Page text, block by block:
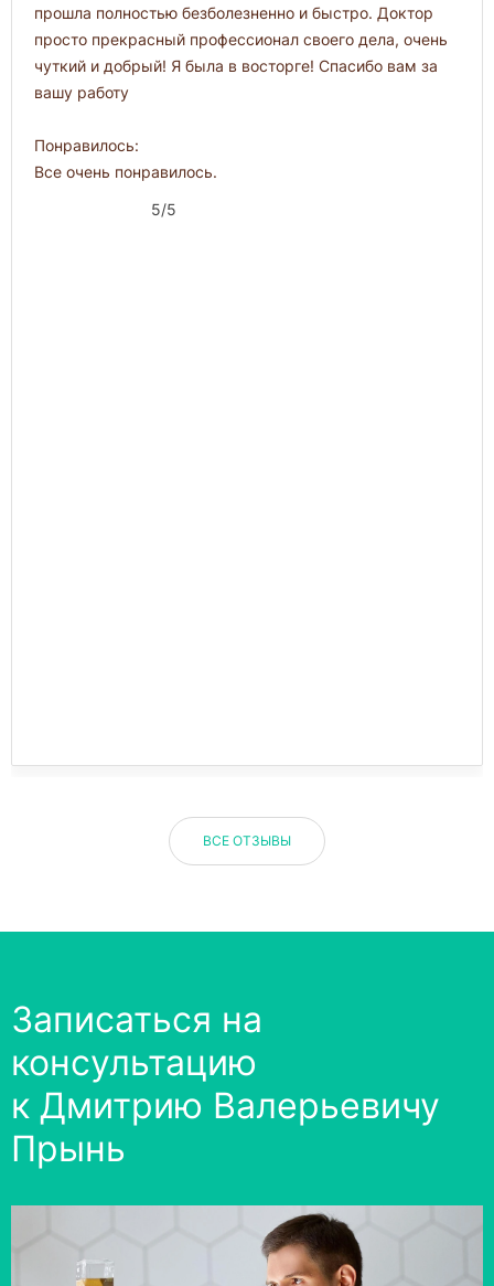
прошла полностью безболезненно и быстро. Доктор
просто прекрасный профессионал своего дела, очень
чуткий и добрый! Я была в восторге! Спасибо вам за
вашу работу
Понравилось:
Все очень понравилось.
5/5
ВСЕ ОТЗЫВЫ
Записаться на
консультацию
к Дмитрию Валерьевичу
Прынь